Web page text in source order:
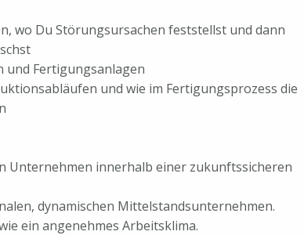
wo Du Störungsursachen feststellst und dann
und Fertigungsanlagen
und wie im Fertigungsprozess die
Unternehmen innerhalb einer zukunftssicheren
dynamischen Mittelstandsunternehmen.
ein angenehmes Arbeitsklima.